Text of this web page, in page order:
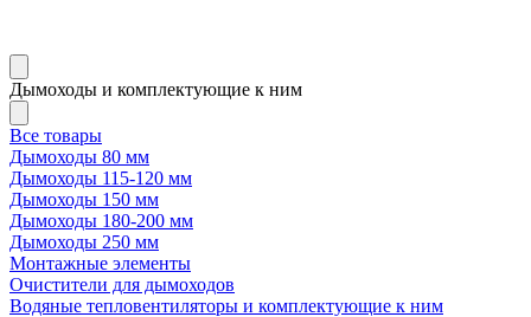
Дымоходы и комплектующие к ним
Все товары
Дымоходы 80 мм
Дымоходы 115-120 мм
Дымоходы 150 мм
Дымоходы 180-200 мм
Дымоходы 250 мм
Монтажные элементы
Очистители для дымоходов
Водяные тепловентиляторы и комплектующие к ним